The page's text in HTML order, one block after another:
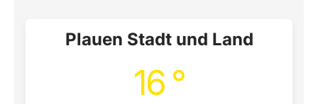
Plauen Stadt und Land
16 °